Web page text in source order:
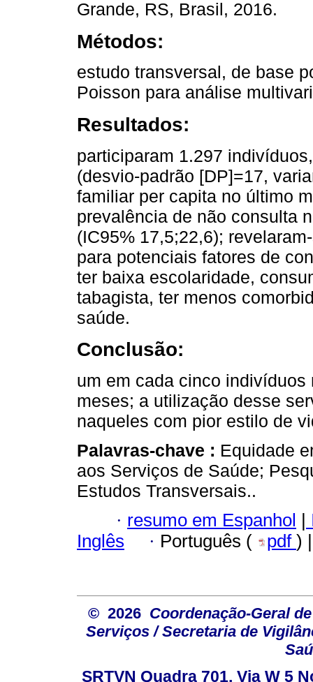
Grande, RS, Brasil, 2016.
Métodos:
estudo transversal, de base
Poisson para análise
Resultados:
participaram 1.297
(desvio-padrão [DP]=17,
familiar per capita no último
prevalência de não consulta
(IC95% 17,5;22,6);
para potenciais fatores de
ter baixa escolaridade,
tabagista, ter menos
saúde.
Conclusão:
um em cada cinco
meses; a utilização desse
naqueles com pior estilo de
Palavras-chave : Equidade
aos Serviços de Saúde;
Estudos Transversais..
· resumo em Espanhol
Inglês
· Português ( pdf )
© 2026 Coordenação-Geral
Serviços / Secretaria de
SRTVN Quadra 701, Via W 5